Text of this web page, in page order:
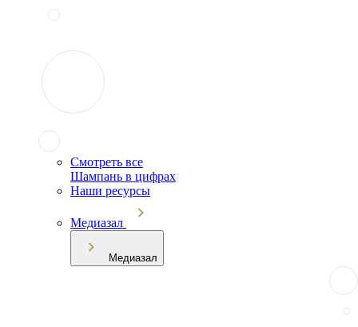
Смотреть все
Шампань в цифрах
Наши ресурсы
Медиазал
Медиазал